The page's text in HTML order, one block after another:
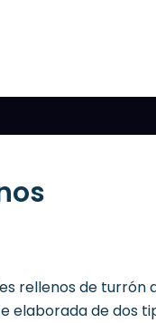
rellenos de
elaborada de